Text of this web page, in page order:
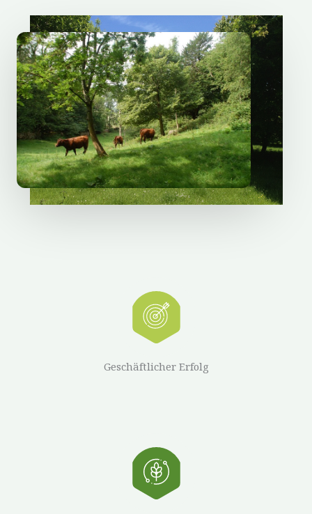
Geschäftlicher Erfolg